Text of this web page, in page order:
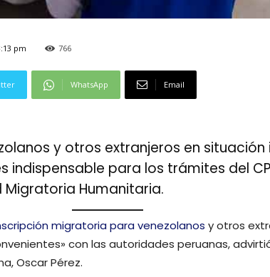
pm 766
WhatsApp Email
y otros extranjeros en situación
indispensable para los trámites del
Humanitaria.
migratoria para venezolanos y otros
con las autoridades peruanas,
Oscar Pérez.